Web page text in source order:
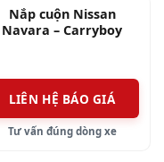
Nắp cuộn Nissan
Navara – Carryboy
LIÊN HỆ BÁO GIÁ
Tư vấn đúng dòng xe